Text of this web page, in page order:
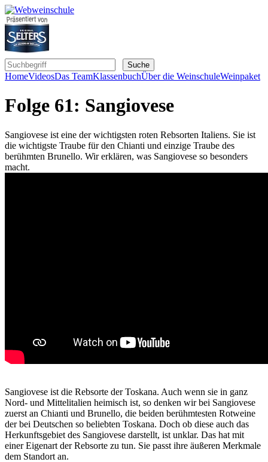
HomeVideosDas TeamKlassenbuchÜber die WeinschuleWeinpaket
Folge 61: Sangiovese
Sangiovese ist eine der wichtigsten roten Rebsorten Italiens. Sie ist
die wichtigste Traube für den Chianti und einzige Traube des
berühmten Brunello. Wir erklären, was Sangiovese so besonders
macht.
Sangiovese ist die Rebsorte der Toskana. Auch wenn sie in ganz
Nord- und Mittelitalien heimisch ist, so denken wir bei Sangiovese
zuerst an Chianti und Brunello, die beiden berühmtesten Rotweine
der bei Deutschen so beliebten Toskana. Doch ob diese auch das
Herkunftsgebiet des Sangiovese darstellt, ist unklar. Das hat mit
einer Eigenart der Rebsorte zu tun. Sie passt ihre äußeren Merkmale
dem Standort an.